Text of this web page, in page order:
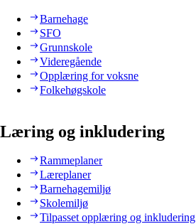
Barnehage
SFO
Grunnskole
Videregående
Opplæring for voksne
Folkehøgskole
Læring og inkludering
Rammeplaner
Læreplaner
Barnehagemiljø
Skolemiljø
Tilpasset opplæring og inkludering